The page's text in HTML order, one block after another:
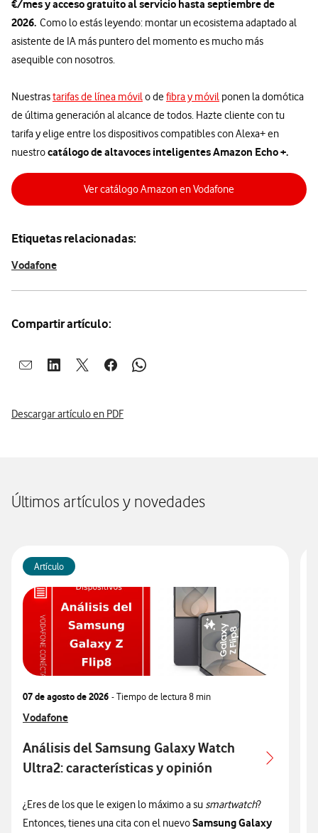
€/mes y acceso gratuito al servicio hasta septiembre de
2026. Como lo estás leyendo: montar un ecosistema adaptado al
asistente de IA más puntero del momento es mucho más
asequible con nosotros.
Nuestrastarifas de línea móvilo defibra y móvil ponen la domótica
de última generación al alcance de todos. Hazte cliente con tu
tarifa y elige entre los dispositivos compatibles con Alexa+ en
nuestrocatálogo de altavoces inteligentes Amazon Echo +.
Ver catálogo Amazon en Vodafone
Etiquetas relacionadas:
Vodafone
Compartir artículo:
Abrir ventana para compartir en mail
Abrir ventana para compartir en linkedin
Abrir ventana para compartir en twitter
Abrir ventana para compartir en facebook
Abrir ventana para compartir en
Descargar artículo en PDF
Últimos artículos y novedades
Artículo
07 de agosto de 2026 - Tiempo de lectura8 min
Ver más articulos relacionados con
Vodafone
Análisis del Samsung Galaxy Watch
Ultra2: características y opinión
¿Eres de los que le exigen lo máximo a su smartwatch?
Entonces, tienes una cita con el nuevoSamsung Galaxy